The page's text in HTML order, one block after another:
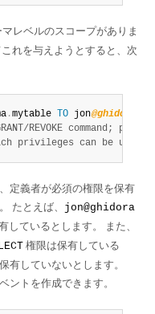
レベルのスコープがありま
れを与えようとすると、次
.mytable TO jon@ghidora
REVOKE command; please
privileges can be used
定義者が必須の権限を保有
たとえば、
jon@ghidora
しているとします。 また、
権限は保有している
有していないとします。
ントを作成できます。